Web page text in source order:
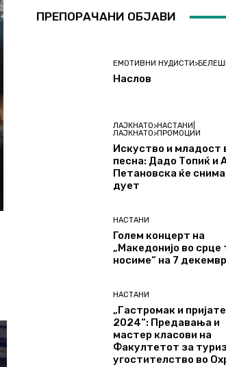
ПРЕПОРАЧАНИ ОБЈАВИ
ЕМОТИВНИ
Наслов
ЛАЈКНАТО>НАСТАНИ|
ЛАЈКНАТО>ПРОМОЦИИ
Искуство и младост
песна: Дадо Топиќ и
Петановска ќе
дует
НАСТАНИ
Голем концерт на
„Македонијо во срце
носиме“ на 7
НАСТАНИ
„Гастромак и
2024“: Предавања и
мастер класови на
Факултетот за
угостителство во